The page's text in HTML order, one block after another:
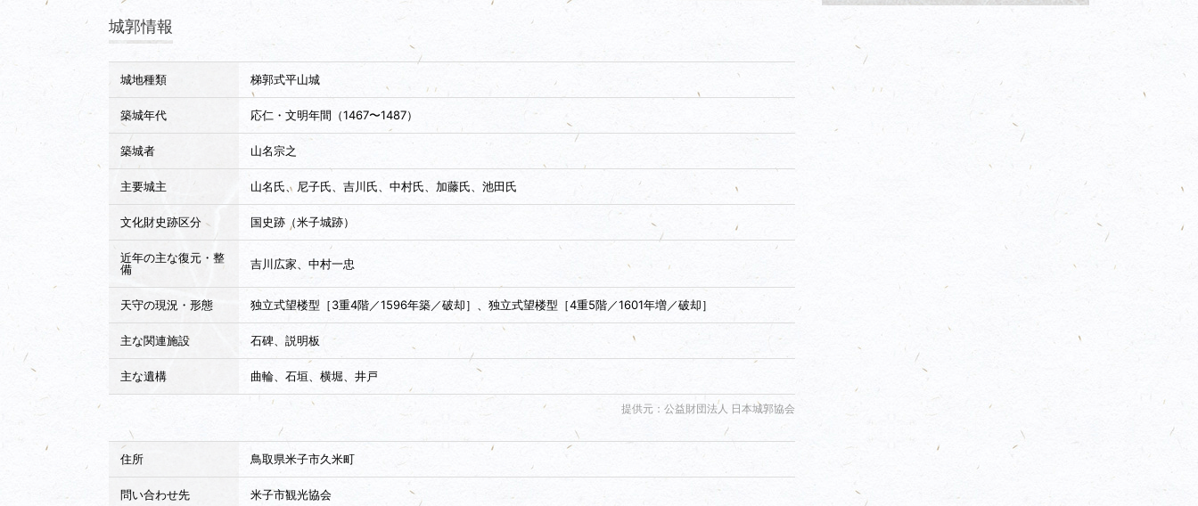
城郭情報
城地種類 梯郭式平山城
築城年代 応仁・文明年間（1467〜1487）
築城者 山名宗之
主要城主 山名氏、尼子氏、吉川氏、中村氏、加藤氏、池田氏
文化財史跡区分 国史跡（米子城跡）
近年の主な復元・整
備
吉川広家、中村一忠
天守の現況・形態 独立式望楼型［3重4階／1596年築／破却］、独立式望楼型［4重5階／1601年増／破却］
主な関連施設 石碑、説明板
主な遺構 曲輪、石垣、横堀、井戸
提供元：公益財団法人 日本城郭協会
住所 鳥取県米子市久米町
問い合わせ先 米子市観光協会